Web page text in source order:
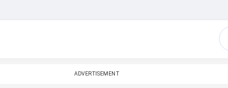
ADVERTISEMENT